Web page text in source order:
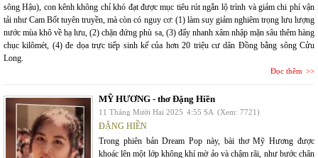
sông Hậu), con kênh không chỉ khó đạt được mục tiêu rút ngắn lộ trình và giảm chi phí vận
tải như Cam Bốt tuyên truyền, mà còn có nguy cơ: (1) làm suy giảm nghiêm trọng lưu lượng
nước mùa khô về hạ lưu, (2) chặn đứng phù sa, (3) đẩy nhanh xâm nhập mặn sâu thêm hàng
chục kilômét, (4) đe dọa trực tiếp sinh kế của hơn 20 triệu cư dân Đồng bằng sông Cửu
Long.
Đọc thêm
MỸ HƯƠNG - thơ Đặng Hiền
11 Tháng Mười Hai 2025 4:55 SA (Xem: 7721)
ĐẶNG HIỀN
Trong phiên bản Dream Pop này, bài thơ Mỹ Hương được
khoác lên một lớp không khí mờ ảo và chậm rãi, như bước chân